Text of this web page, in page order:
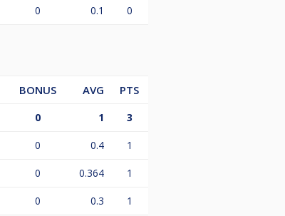
0 0.1 0
BONUS AVG
PTS
0 1 3
0 0.4 1
0 0.364 1
0 0.3 1